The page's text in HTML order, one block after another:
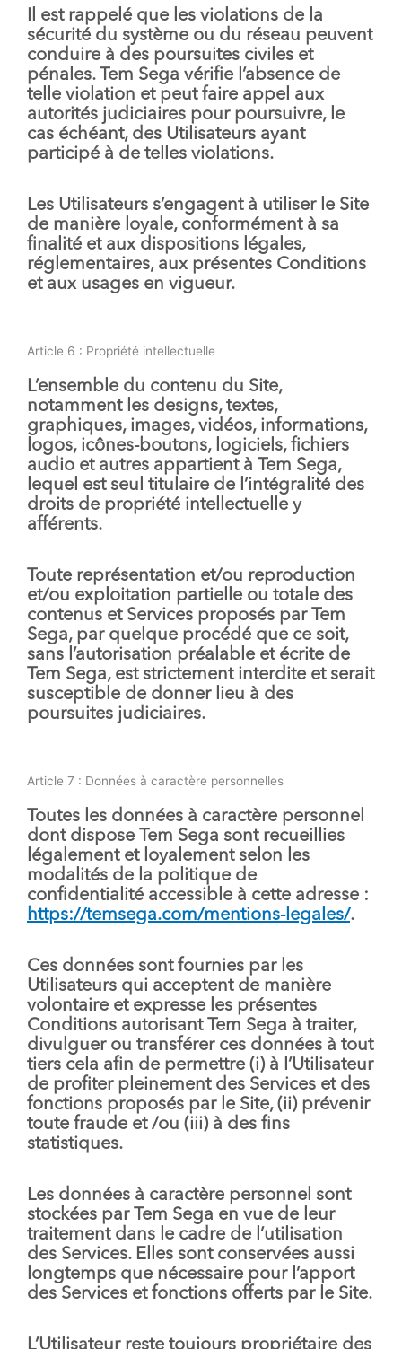
Il est rappelé que les violations de la
sécurité du système ou du réseau peuvent
conduire à des poursuites civiles et
pénales. Tem Sega vérifie l’absence de
telle violation et peut faire appel aux
autorités judiciaires pour poursuivre, le
cas échéant, des Utilisateurs ayant
participé à de telles violations.
Les Utilisateurs s’engagent à utiliser le Site
de manière loyale, conformément à sa
finalité et aux dispositions légales,
réglementaires, aux présentes Conditions
et aux usages en vigueur.
Article 6 : Propriété intellectuelle
L’ensemble du contenu du Site,
notamment les designs, textes,
graphiques, images, vidéos, informations,
logos, icônes-boutons, logiciels, fichiers
audio et autres appartient à Tem Sega,
lequel est seul titulaire de l’intégralité des
droits de propriété intellectuelle y
afférents.
Toute représentation et/ou reproduction
et/ou exploitation partielle ou totale des
contenus et Services proposés par Tem
Sega, par quelque procédé que ce soit,
sans l’autorisation préalable et écrite de
Tem Sega, est strictement interdite et serait
susceptible de donner lieu à des
poursuites judiciaires.
Article 7 : Données à caractère personnelles
Toutes les données à caractère personnel
dont dispose Tem Sega sont recueillies
légalement et loyalement selon les
modalités de la politique de
confidentialité accessible à cette adresse :
https://temsega.com/mentions-legales/.
Ces données sont fournies par les
Utilisateurs qui acceptent de manière
volontaire et expresse les présentes
Conditions autorisant Tem Sega à traiter,
divulguer ou transférer ces données à tout
tiers cela afin de permettre (i) à l’Utilisateur
de profiter pleinement des Services et des
fonctions proposés par le Site, (ii) prévenir
toute fraude et /ou (iii) à des fins
statistiques.
Les données à caractère personnel sont
stockées par Tem Sega en vue de leur
traitement dans le cadre de l’utilisation
des Services. Elles sont conservées aussi
longtemps que nécessaire pour l’apport
des Services et fonctions offerts par le Site.
L’Utilisateur reste toujours propriétaire des